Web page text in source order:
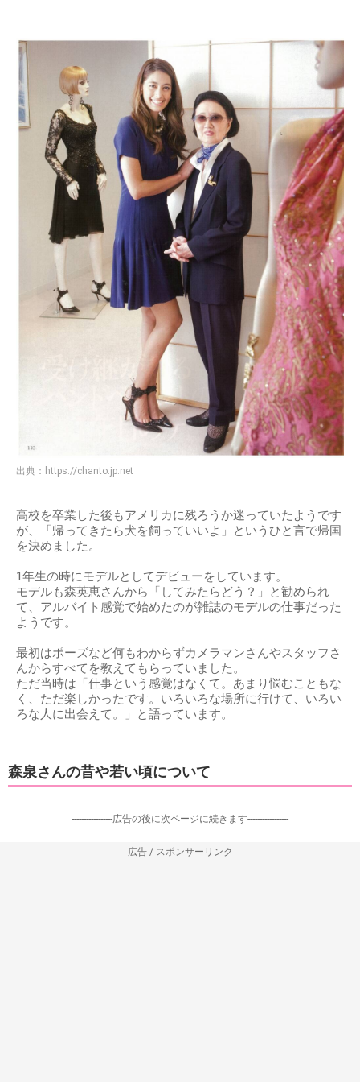
出典： https://chanto.jp.net
高校を卒業した後もアメリカに残ろうか迷っていたようです
が、「帰ってきたら犬を飼っていいよ」というひと言で帰国
を決めました。
1年生の時にモデルとしてデビューをしています。
モデルも森英恵さんから「してみたらどう？」と勧められ
て、アルバイト感覚で始めたのが雑誌のモデルの仕事だった
ようです。
最初はポーズなど何もわからずカメラマンさんやスタッフさ
んからすべてを教えてもらっていました。
ただ当時は「仕事という感覚はなくて。あまり悩むこともな
く、ただ楽しかったです。いろいろな場所に行けて、いろい
ろな人に出会えて。」と語っています。
森泉さんの昔や若い頃について
-----------------広告の後に次ページに続きます-----------------
広告 / スポンサーリンク